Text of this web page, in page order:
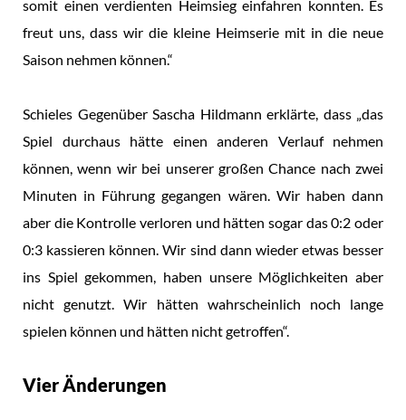
somit einen verdienten Heimsieg einfahren konnten. Es
freut uns, dass wir die kleine Heimserie mit in die neue
Saison nehmen können.“
Schieles Gegenüber Sascha Hildmann erklärte, dass „das
Spiel durchaus hätte einen anderen Verlauf nehmen
können, wenn wir bei unserer großen Chance nach zwei
Minuten in Führung gegangen wären. Wir haben dann
aber die Kontrolle verloren und hätten sogar das 0:2 oder
0:3 kassieren können. Wir sind dann wieder etwas besser
ins Spiel gekommen, haben unsere Möglichkeiten aber
nicht genutzt. Wir hätten wahrscheinlich noch lange
spielen können und hätten nicht getroffen“.
Vier Änderungen